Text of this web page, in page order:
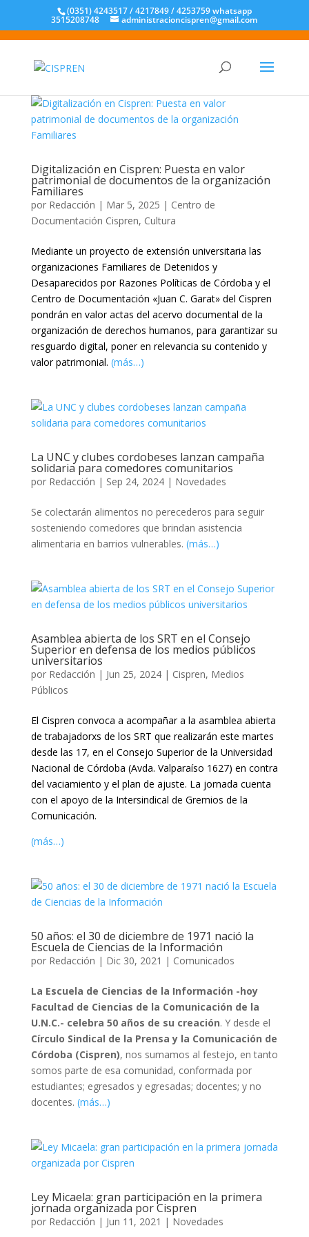
(0351) 4243517 / 4217849 / 4253759 whatsapp
3515208748 administracioncispren@gmail.com
Digitalización en Cispren: Puesta en valor
patrimonial de documentos de la organización
Familiares
por Redacción | Mar 5, 2025 | Centro de
Documentación Cispren, Cultura
Mediante un proyecto de extensión universitaria las
organizaciones Familiares de Detenidos y
Desaparecidos por Razones Políticas de Córdoba y el
Centro de Documentación «Juan C. Garat» del Cispren
pondrán en valor actas del acervo documental de la
organización de derechos humanos, para garantizar su
resguardo digital, poner en relevancia su contenido y
valor patrimonial. (más…)
La UNC y clubes cordobeses lanzan campaña
solidaria para comedores comunitarios
por Redacción | Sep 24, 2024| Novedades
Se colectarán alimentos no perecederos para seguir
sosteniendo comedores que brindan asistencia
alimentaria en barrios vulnerables. (más…)
Asamblea abierta de los SRT en el Consejo
Superior en defensa de los medios públicos
universitarios
por Redacción | Jun 25, 2024| Cispren, Medios
Públicos
El Cispren convoca a acompañar a la asamblea abierta
de trabajadorxs de los SRT que realizarán este martes
desde las 17, en el Consejo Superior de la Universidad
Nacional de Córdoba (Avda. Valparaíso 1627) en contra
del vaciamiento y el plan de ajuste. La jornada cuenta
con el apoyo de la Intersindical de Gremios de la
Comunicación.
(más…)
50 años: el 30 de diciembre de 1971 nació la
Escuela de Ciencias de la Información
por Redacción | Dic 30, 2021 | Comunicados
La Escuela de Ciencias de la Información -hoy
Facultad de Ciencias de la Comunicación de la
U.N.C.- celebra 50 años de su creación. Y desde el
Círculo Sindical de la Prensa y la Comunicación de
Córdoba (Cispren), nos sumamos al festejo, en tanto
somos parte de esa comunidad, conformada por
estudiantes; egresados y egresadas; docentes; y no
docentes. (más…)
Ley Micaela: gran participación en la primera
jornada organizada por Cispren
por Redacción | Jun 11, 2021 | Novedades